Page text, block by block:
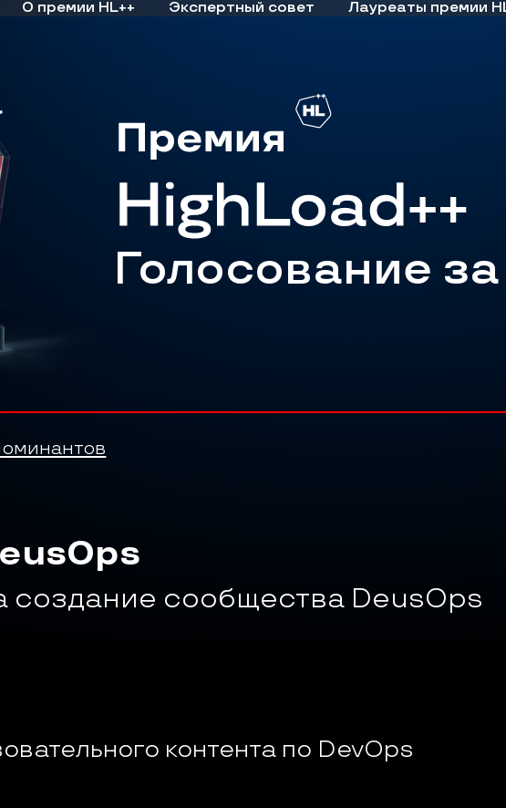
О премии HL++ Экспертный совет Лауреаты премии
Голосование
создание сообщества DeusOps
контента по DevOps